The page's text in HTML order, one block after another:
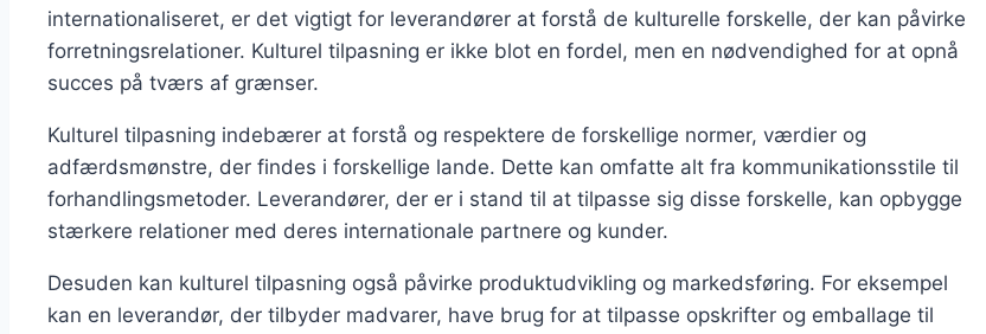
internationaliseret, er det vigtigt for leverandører at forstå de kulturelle forskelle, der kan påvirke
forretningsrelationer. Kulturel tilpasning er ikke blot en fordel, men en nødvendighed for at opnå
succes på tværs af grænser.
Kulturel tilpasning indebærer at forstå og respektere de forskellige normer, værdier og
adfærdsmønstre, der findes i forskellige lande. Dette kan omfatte alt fra kommunikationsstile til
forhandlingsmetoder. Leverandører, der er i stand til at tilpasse sig disse forskelle, kan opbygge
stærkere relationer med deres internationale partnere og kunder.
Desuden kan kulturel tilpasning også påvirke produktudvikling og markedsføring. For eksempel
kan en leverandør, der tilbyder madvarer, have brug for at tilpasse opskrifter og emballage til